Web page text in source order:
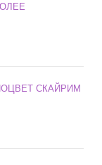
СКАЙРИМ